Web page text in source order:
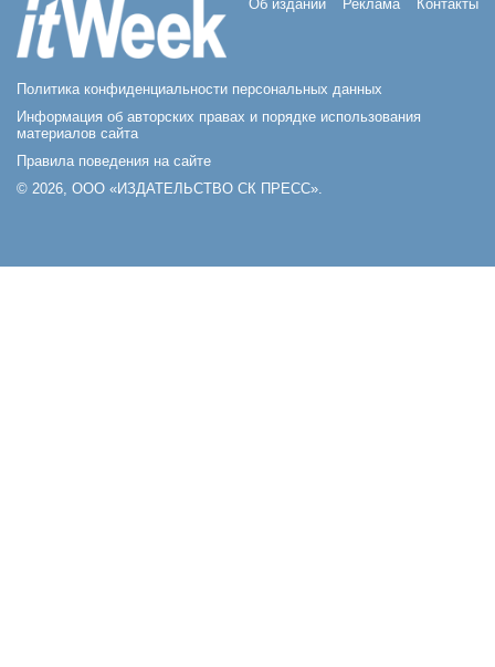
Об издании Реклама Контакты
Политика конфиденциальности персональных данных
Информация об авторских правах и порядке использования
материалов сайта
Правила поведения на сайте
© 2026, ООО «ИЗДАТЕЛЬСТВО СК ПРЕСС».